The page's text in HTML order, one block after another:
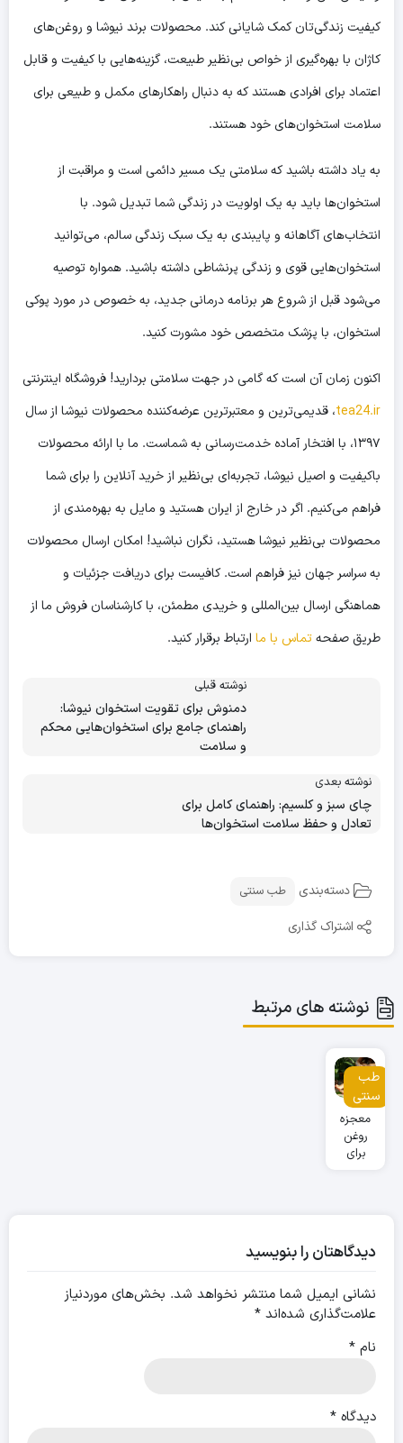
کیفیت زندگی‌تان کمک شایانی کند. محصولات برند نیوشا و روغن‌های
کاژان با بهره‌گیری از خواص بی‌نظیر طبیعت، گزینه‌هایی با کیفیت و قابل
اعتماد برای افرادی هستند که به دنبال راهکارهای مکمل و طبیعی برای
سلامت استخوان‌های خود هستند.
به یاد داشته باشید که سلامتی یک مسیر دائمی است و مراقبت از
استخوان‌ها باید به یک اولویت در زندگی شما تبدیل شود. با
انتخاب‌های آگاهانه و پایبندی به یک سبک زندگی سالم، می‌توانید
استخوان‌هایی قوی و زندگی پرنشاطی داشته باشید. همواره توصیه
می‌شود قبل از شروع هر برنامه درمانی جدید، به خصوص در مورد پوکی
استخوان، با پزشک متخصص خود مشورت کنید.
اکنون زمان آن است که گامی در جهت سلامتی بردارید! فروشگاه اینترنتی
tea24.ir، قدیمی‌ترین و معتبرترین عرضه‌کننده محصولات نیوشا از سال
۱۳۹۷، با افتخار آماده خدمت‌رسانی به شماست. ما با ارائه محصولات
باکیفیت و اصیل نیوشا، تجربه‌ای بی‌نظیر از خرید آنلاین را برای شما
فراهم می‌کنیم. اگر در خارج از ایران هستید و مایل به بهره‌مندی از
محصولات بی‌نظیر نیوشا هستید، نگران نباشید! امکان ارسال محصولات
به سراسر جهان نیز فراهم است. کافیست برای دریافت جزئیات و
هماهنگی ارسال بین‌المللی و خریدی مطمئن، با کارشناسان فروش ما از
طریق صفحهتماس با ما ارتباط برقرار کنید.
نوشته قبلی
دمنوش برای تقویت استخوان نیوشا:
راهنمای جامع برای استخوان‌هایی محکم
و سلامت
نوشته بعدی
چای سبز و کلسیم: راهنمای کامل برای
تعادل و حفظ سلامت استخوان‌ها
دسته‌بندی طب سنتی
اشتراک گذاری
نوشته های مرتبط
طب
سنتی
معجزه
روغن
برای
تسکین
و
دیدگاهتان را بنویسید
نشانی ایمیل شما منتشر نخواهد شد. بخش‌های موردنیاز
علامت‌گذاری شده‌اند *
نام *
دیدگاه *